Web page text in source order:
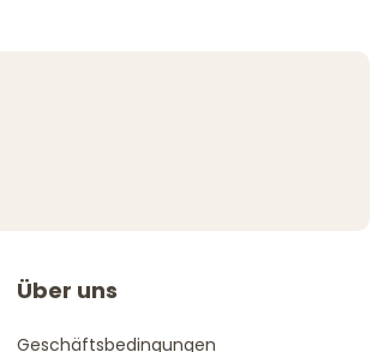
Über uns
Geschäftsbedingungen